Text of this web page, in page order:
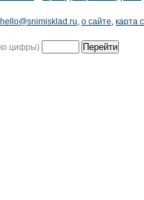
hello@snimisklad.ru, о сайте, карта
цифры)